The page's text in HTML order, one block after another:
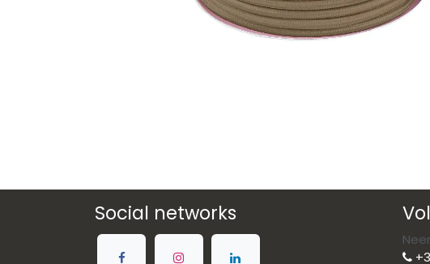
Social networks